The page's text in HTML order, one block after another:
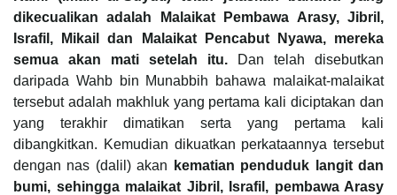
dikecualikan adalah Malaikat Pembawa Arasy, Jibril,
Israfil, Mikail dan Malaikat Pencabut Nyawa, mereka
semua akan mati setelah itu. Dan telah disebutkan
daripada Wahb bin Munabbih bahawa malaikat-malaikat
tersebut adalah makhluk yang pertama kali diciptakan dan
yang terakhir dimatikan serta yang pertama kali
dibangkitkan. Kemudian dikuatkan perkataannya tersebut
dengan nas (dalil) akan kematian penduduk langit dan
bumi, sehingga malaikat Jibril, Israfil, pembawa Arasy